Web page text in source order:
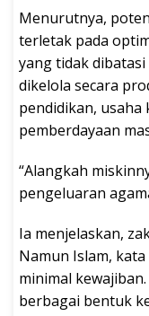
Menurutnya,
terletak pada
yang tidak
dikelola secara
pendidikan, usaha
pemberdayaan
“Alangkah
pengeluaran
Ia menjelaskan,
Namun Islam,
minimal
berbagai bentuk